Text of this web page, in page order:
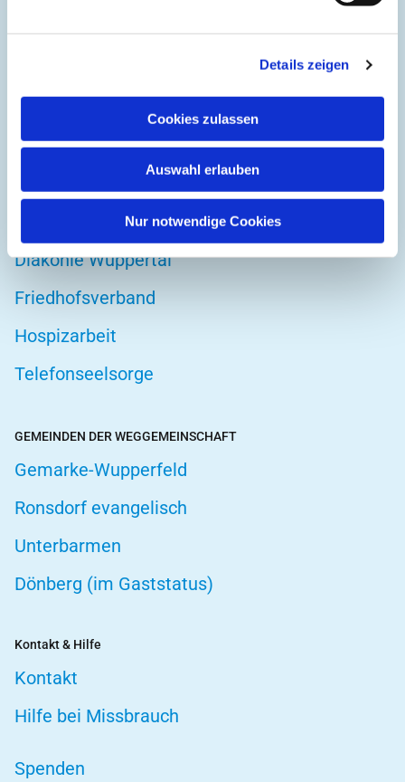
Details zeigen
Cookies zulassen
Auswahl erlauben
Nur notwendige Cookies
Kirchenkreis Wuppertal
Altenwohnstätte
Diakonie Wuppertal
Friedhofsverband
Hospizarbeit
Telefonseelsorge
GEMEINDEN DER WEGGEMEINSCHAFT
Gemarke-Wupperfeld
Ronsdorf evangelisch
Unterbarmen
Dönberg (im Gaststatus)
Kontakt & Hilfe
Kontakt
Hilfe bei Missbrauch
Spenden